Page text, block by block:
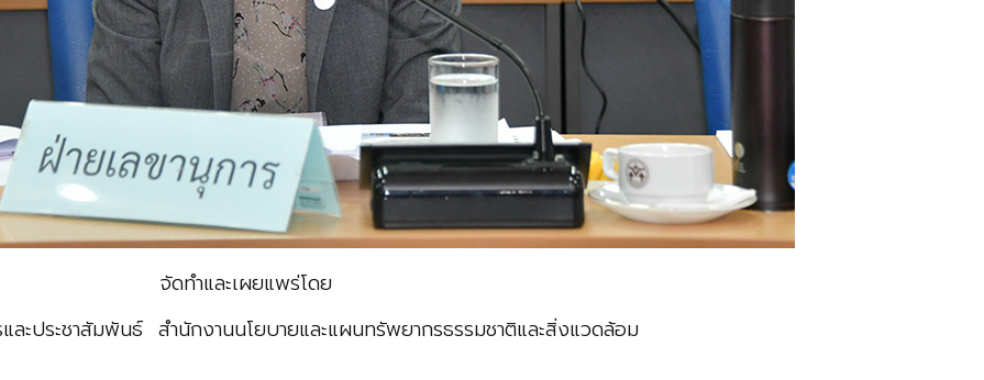
จัดทำและเผยแพร่โดย
ละประชาสัมพันธ์ สำนักงานนโยบายและแผนทรัพยากรธรรมชาติและสิ่งแวดล้อม